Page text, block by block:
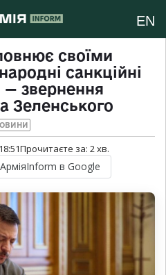
EN
своїми
санкційні
— звернення
Зеленського
Прочитаєте за: 2хв.
в Google